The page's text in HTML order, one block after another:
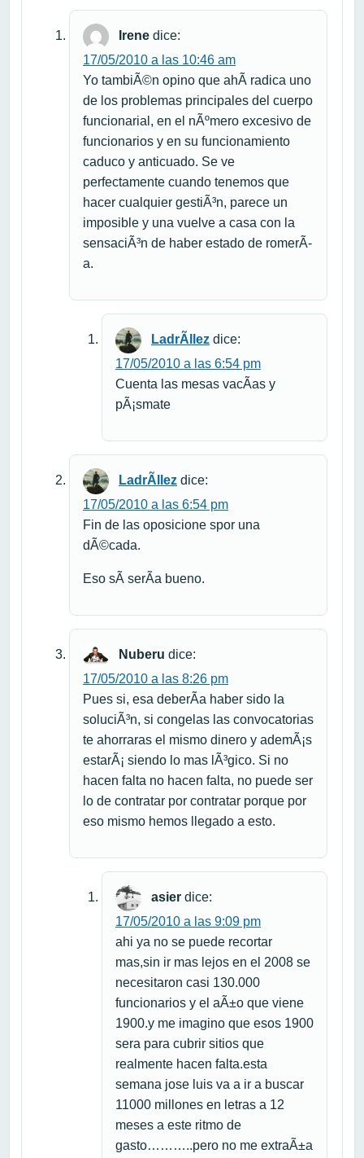
Irene dice:
17/05/2010 a las 10:46 am
Yo tambiÃ©n opino que ahÃ­ radica uno
de los problemas principales del cuerpo
funcionarial, en el nÃºmero excesivo de
funcionarios y en su funcionamiento
caduco y anticuado. Se ve
perfectamente cuando tenemos que
hacer cualquier gestiÃ³n, parece un
imposible y una vuelve a casa con la
sensaciÃ³n de haber estado de romerÃ­
a.
LadrÃ­llez dice:
17/05/2010 a las 6:54 pm
Cuenta las mesas vacÃ­as y
pÃ¡smate
LadrÃ­llez dice:
17/05/2010 a las 6:54 pm
Fin de las oposicione spor una
dÃ©cada.
Eso sÃ­ serÃ­a bueno.
Nuberu dice:
17/05/2010 a las 8:26 pm
Pues si, esa deberÃ­a haber sido la
soluciÃ³n, si congelas las convocatorias
te ahorraras el mismo dinero y ademÃ¡s
estarÃ¡ siendo lo mas lÃ³gico. Si no
hacen falta no hacen falta, no puede ser
lo de contratar por contratar porque por
eso mismo hemos llegado a esto.
asier dice:
17/05/2010 a las 9:09 pm
ahi ya no se puede recortar
mas,sin ir mas lejos en el 2008 se
necesitaron casi 130.000
funcionarios y el aÃ±o que viene
1900.y me imagino que esos 1900
sera para cubrir sitios que
realmente hacen falta.esta
semana jose luis va a ir a buscar
11000 millones en letras a 12
meses a este ritmo de
gasto………..pero no me extraÃ±a